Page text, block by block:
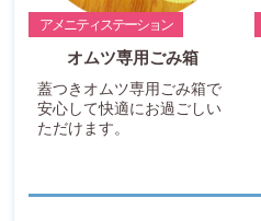
アメニティステーション
オムツ専用ごみ箱
蓋つきオムツ専用ごみ箱で
安心して快適にお過ごしい
ただけます。